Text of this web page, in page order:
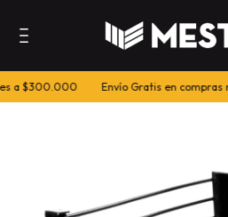
a $300.000 Envío Gratis en